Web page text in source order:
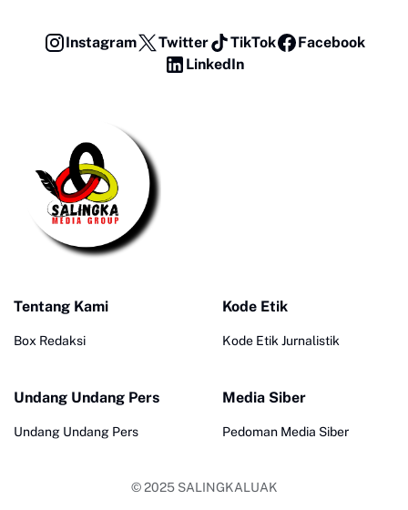
Instagram Twitter TikTok
Facebook
LinkedIn
Tentang Kami
Box Redaksi
Kode Etik
Kode Etik Jurnalistik
Undang Undang Pers
Undang Undang Pers
Media Siber
Pedoman Media Siber
© 2025 SALINGKALUAK